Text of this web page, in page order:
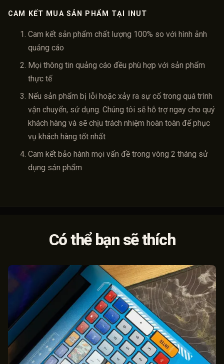
CAM KẾT MUA SẢN PHẨM TẠI INUT
Cam kết sản phẩm chất lượng 100% so với hình ảnh
quảng cáo
Mọi thông tin quảng cáo đều phù hợp với sản phẩm
thực tế
Nếu sản phẩm bị lỗi hoặc xảy ra sự cố trong quá trình
vận chuyển, sử dụng. Chúng tôi sẽ hỗ trợ ngay cho quý
khách hàng và sẽ chịu trách nhiệm hoàn toàn để phục
vụ khách hàng tốt nhất
Cam kết bảo hành mọi vấn đề trong vòng 2 tháng sử
dụng sản phẩm
Có thể bạn sẽ thích